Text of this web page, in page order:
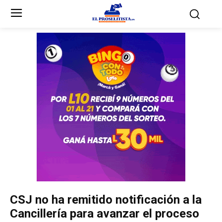
Partidos Políticos
Partido Liberal
Unificación Democrática
Anticorrupción
Partidos Políticos
Partido Liberal
Unificación Democrática
Anticorrupción
CSJ no ha remitido notificación a la
Cancillería para avanzar el proceso